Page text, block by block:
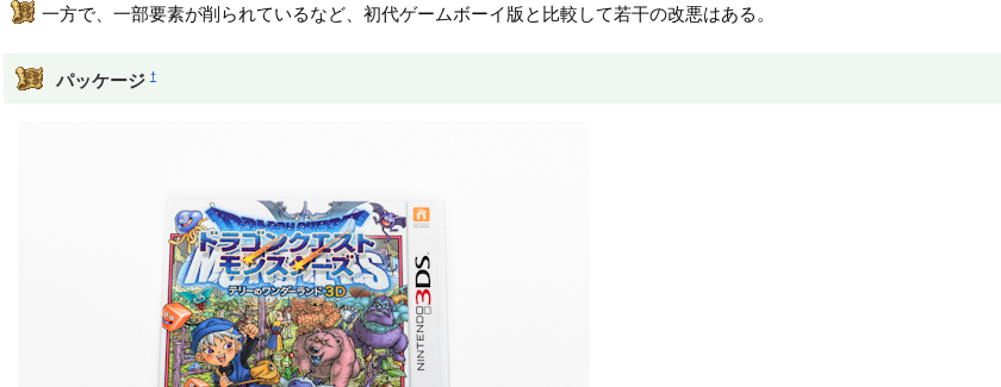
一方で、一部要素が削られているなど、初代ゲームボーイ版と比較して若干の改悪はある。
パッケージ †